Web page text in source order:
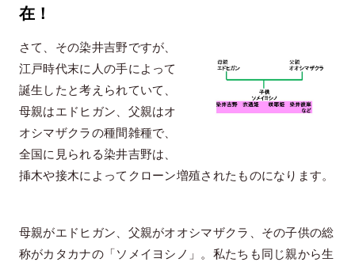
在！
さて、その染井吉野ですが、
江戸時代末に人の手によって
誕生したと考えられていて、
母親はエドヒガン、父親はオ
オシマザクラの種間雑種で、
全国に見られる染井吉野は、
挿木や接木によってクローン増殖されたものになります。
母親がエドヒガン、父親がオオシマザクラ、その子供の総
称がカタカナの「ソメイヨシノ」。私たちも同じ親から生